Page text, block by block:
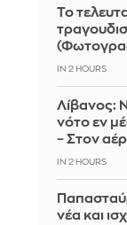
Το
IN 2 HOURS
Λίβανος:
νότο εν
– Στον
IN 2 HOURS
νέα και